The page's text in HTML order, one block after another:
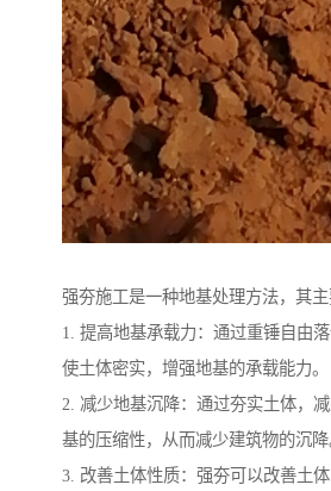
强夯施工是一种地基处理方法，其主
1. 提高地基承载力：通过重锤自由落
使土体密实，增强地基的承载能力。
2. 减少地基沉降：通过夯实土体，
基的压缩性，从而减少建筑物的沉降
3. 改善土体性质：强夯可以改善土体